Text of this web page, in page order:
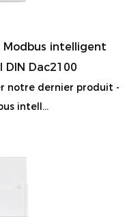
Modbus intelligent
DIN Dac2100
notre dernier produit -
intell...